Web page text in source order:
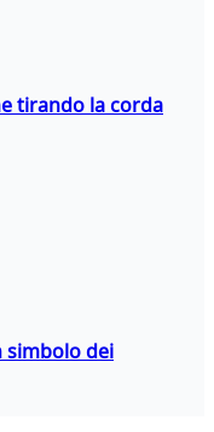
tirando la corda
simbolo dei